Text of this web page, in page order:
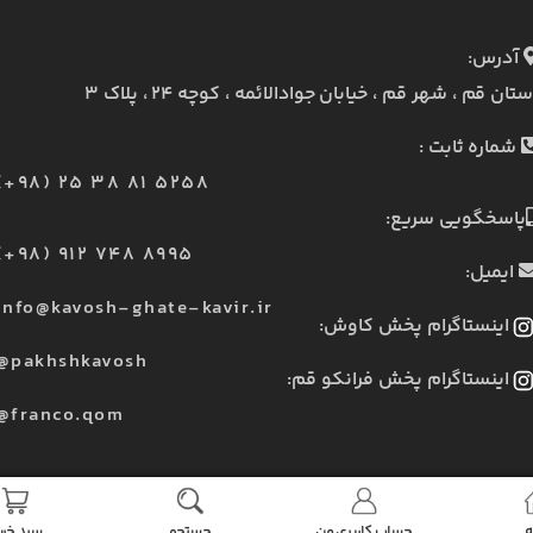
آدرس:
قم ، شهر قم ، خیابان جوادالائمه ، کوچه ۲۴ ، پلاک ۳
شماره ثابت :
25 38 81 5258
پاسخگویی سریع:
912 748 8995
ایمیل:
ghate-kavir.ir
اینستاگرام پخش کاوش:
اینستاگرام پخش فرانکو قم: